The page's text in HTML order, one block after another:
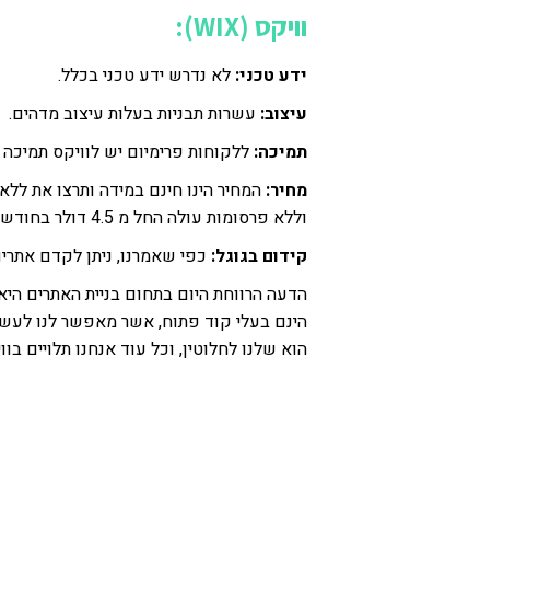
וויקס (WIX):
ידע טכני: לא נדרש ידע טכני בכלל.
עיצוב: עשרות תבניות בעלות עיצוב מדהים.
תמיכה: ללקוחות פרימיום יש לוויקס
מחיר: המחיר הינו חינם במידה ותרצו את
וללא פרסומות עולה החל מ 4.5 דולר בחודש, עם התחייבות לשנה.
קידום בגוגל: כפי שאמרנו, ניתן לקדם
הדעה הרווחת היום בתחום בניית האתרים
הינם בעלי קוד פתוח, אשר מאפשר לנו
הוא שלנו לחלוטין, וכל עוד אנחנו תלויים